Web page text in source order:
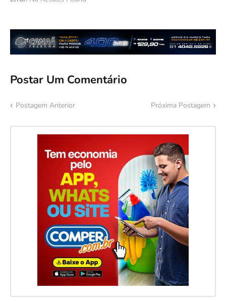
Postar Um Comentário
Postagem Anterior Próxima Postagem